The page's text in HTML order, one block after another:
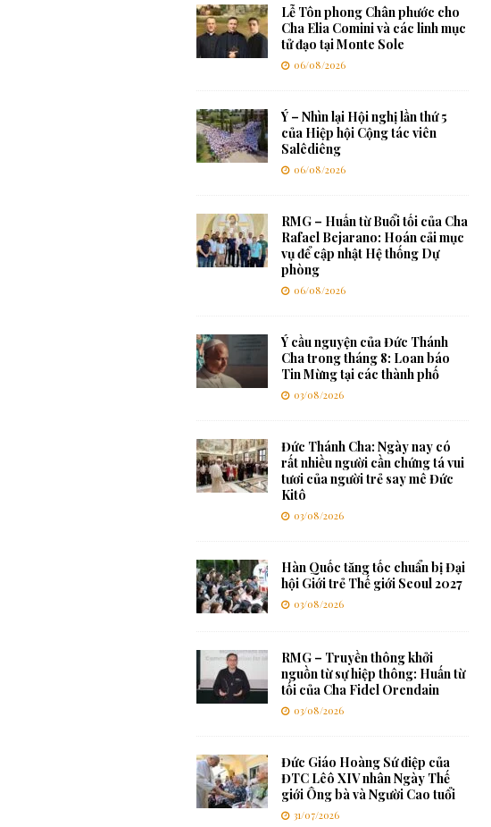
Lễ Tôn phong Chân phước cho
Cha Elia Comini và các linh mục
tử đạo tại Monte Sole
06/08/2026
Ý – Nhìn lại Hội nghị lần thứ 5
của Hiệp hội Cộng tác viên
Salêdiêng
06/08/2026
RMG – Huấn từ Buổi tối của Cha
Rafael Bejarano: Hoán cải mục
vụ để cập nhật Hệ thống Dự
phòng
06/08/2026
Ý cầu nguyện của Đức Thánh
Cha trong tháng 8: Loan báo
Tin Mừng tại các thành phố
03/08/2026
Đức Thánh Cha: Ngày nay có
rất nhiều người cần chứng tá vui
tươi của người trẻ say mê Đức
Kitô
03/08/2026
Hàn Quốc tăng tốc chuẩn bị Đại
hội Giới trẻ Thế giới Seoul 2027
03/08/2026
RMG – Truyền thông khởi
nguồn từ sự hiệp thông: Huấn từ
tối của Cha Fidel Orendain
03/08/2026
Đức Giáo Hoàng Sứ điệp của
ĐTC Lêô XIV nhân Ngày Thế
giới Ông bà và Người Cao tuổi
31/07/2026